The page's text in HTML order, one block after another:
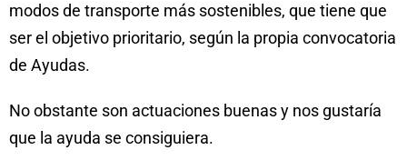
modos de transporte más sostenibles, que tiene que
ser el objetivo prioritario, según la propia convocatoria
de Ayudas.
No obstante son actuaciones buenas y nos gustaría
que la ayuda se consiguiera.